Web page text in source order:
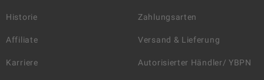
Historie
Affiliate
Karriere
Zahlungsarten
Versand & Lieferung
Autorisierter Händler/ YBPN